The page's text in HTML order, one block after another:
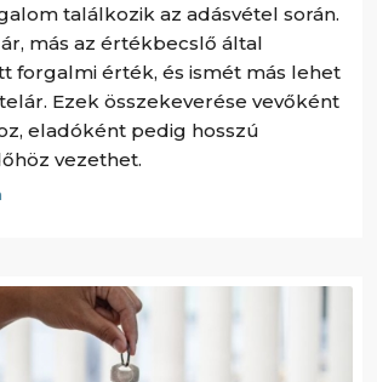
találkozik az adásvétel során.
más az értékbecslő által
forgalmi érték, és ismét más lehet
Ezek összekeverése vevőként
eladóként pedig hosszú
vezethet.